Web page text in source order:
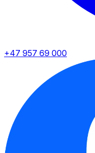
+47 957 69 000